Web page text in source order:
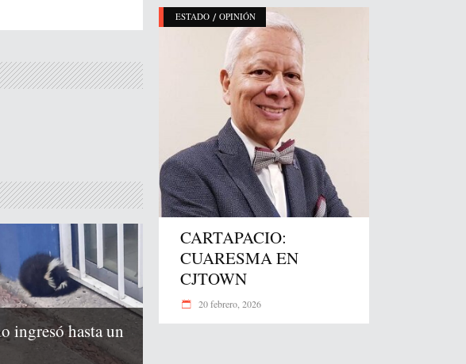
ingresó hasta un
ESTADO / OPINIÓN
CARTAPACIO:
CUARESMA EN
CJTOWN
20 febrero, 2026